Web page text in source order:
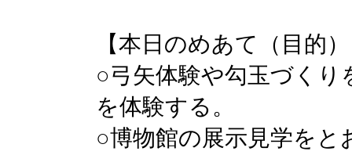
【本日のめあて（目的
○弓矢体験や勾玉づく
を体験する。
○博物館の展示見学をと